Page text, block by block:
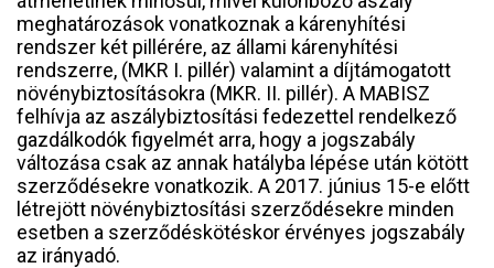
meghatározások vonatkoznak a kárenyhítési
rendszer két pillérére, az állami kárenyhítési
rendszerre, (MKR I. pillér) valamint a díjtámogatott
növénybiztosításokra (MKR. II. pillér). A MABISZ
felhívja az aszálybiztosítási fedezettel rendelkező
gazdálkodók figyelmét arra, hogy a jogszabály
változása csak az annak hatályba lépése után kötött
szerződésekre vonatkozik. A 2017. június 15-e előtt
létrejött növénybiztosítási szerződésekre minden
esetben a szerződéskötéskor érvényes jogszabály
az irányadó.